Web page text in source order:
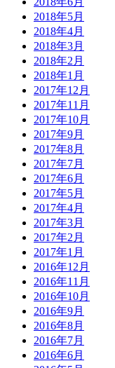
2018年5月
2018年4月
2018年3月
2018年2月
2018年1月
2017年12月
2017年11月
2017年10月
2017年9月
2017年8月
2017年7月
2017年6月
2017年5月
2017年4月
2017年3月
2017年2月
2017年1月
2016年12月
2016年11月
2016年10月
2016年9月
2016年8月
2016年7月
2016年6月